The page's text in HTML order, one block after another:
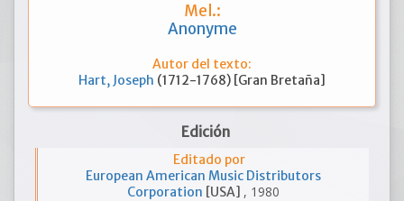
Mel.:
Anonyme
Autor del texto:
Hart, Joseph (1712-1768) [Gran Bretaña]
Edición
Editado por
European American Music Distributors
Corporation [USA] , 1980